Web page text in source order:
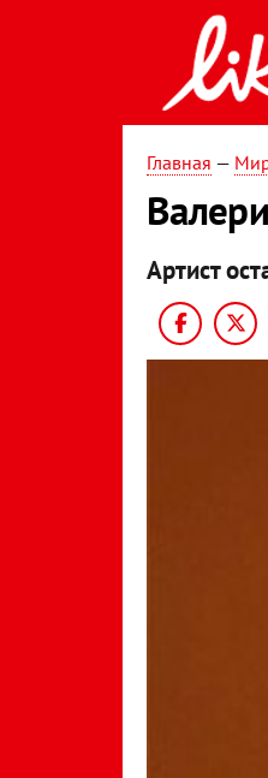
Главная —
Артист